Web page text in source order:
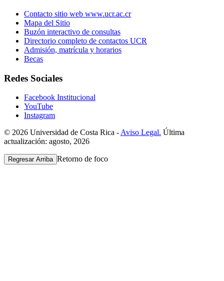
Contacto sitio web www.ucr.ac.cr
Mapa del Sitio
Buzón interactivo de consultas
Directorio completo de contactos UCR
Admisión, matrícula y horarios
Becas
Redes Sociales
Facebook Institucional
YouTube
Instagram
© 2026 Universidad de Costa Rica -Aviso Legal. Última
actualización: agosto, 2026
Regresar Arriba Retorno de foco